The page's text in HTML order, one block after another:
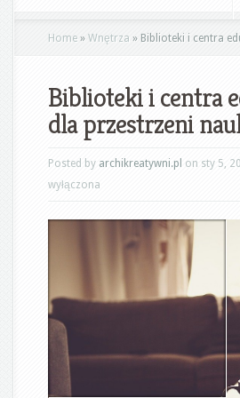
Home » Wnętrza » Biblioteki i centra
Biblioteki i centra
dla przestrzeni
Posted by archikreatywni.pl on sty 5,
wyłączona